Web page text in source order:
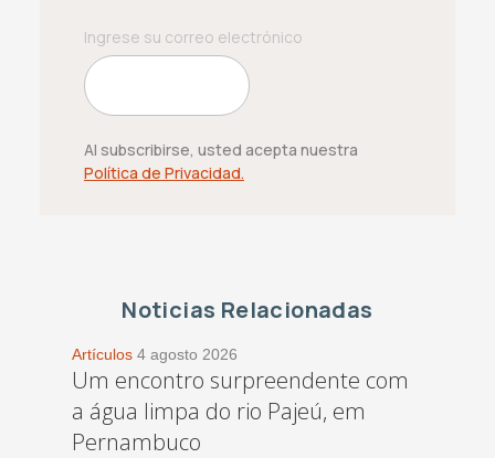
Al subscribirse, usted acepta nuestra
Política de Privacidad.
Noticias Relacionadas
Artículos 4 agosto 2026
Um encontro surpreendente com
a água limpa do rio Pajeú, em
Pernambuco